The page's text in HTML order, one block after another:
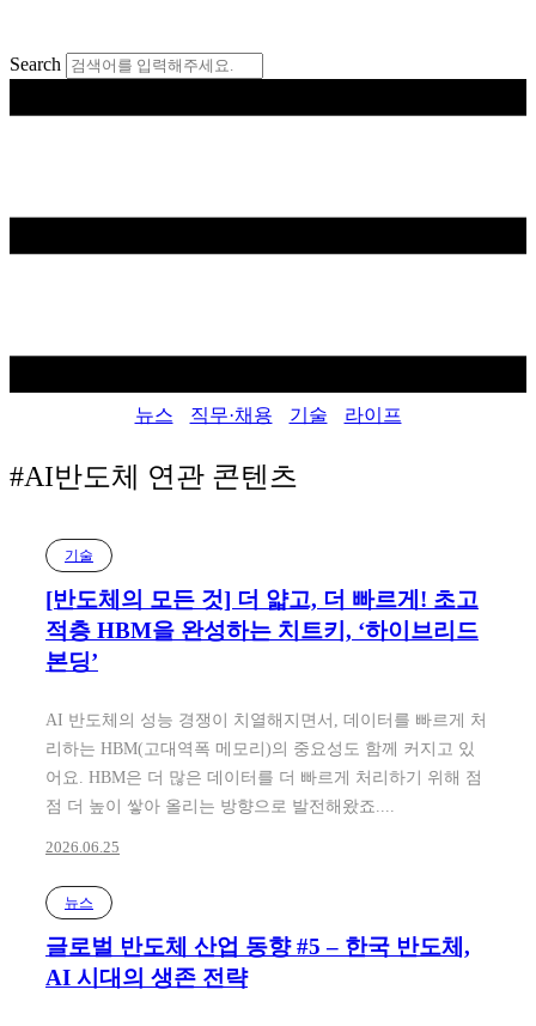
츠
건
Search
뉴스 직무·채용 기술 라이프
#AI반도체 연관 콘텐츠
기술
[반도체의 모든 것] 더 얇고, 더 빠르게! 초고
적층 HBM을 완성하는 치트키, ‘하이브리드
본딩’
AI 반도체의 성능 경쟁이 치열해지면서, 데이터를 빠르게 처
리하는 HBM(고대역폭 메모리)의 중요성도 함께 커지고 있
어요. HBM은 더 많은 데이터를 더 빠르게 처리하기 위해 점
점 더 높이 쌓아 올리는 방향으로 발전해왔죠....
2026.06.25
뉴스
글로벌 반도체 산업 동향 #5 – 한국 반도체,
AI 시대의 생존 전략